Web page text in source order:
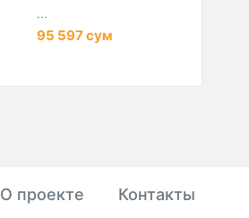
...
95 597 сум
О проекте Контакты